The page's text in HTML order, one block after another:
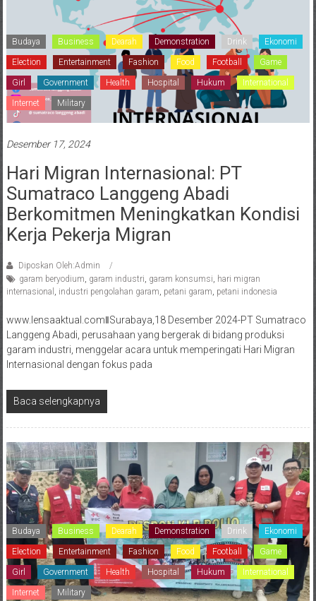
Budaya Business Dearah Demonstration Drink Ekonomi
Election Entertainment Fashion Food Football Game
Girl Government Health Hospital Hukum International
Internet Military
Desember 17, 2024
Hari Migran Internasional: PT
Sumatraco Langgeng Abadi
Berkomitmen Meningkatkan Kondisi
Kerja Pekerja Migran
Diposkan Oleh:Admin
garam beryodium, garam industri, garam konsumsi, hari migran
internasional , industri pengolahan garam, petani garam, petani indonesia
www.lensaaktual.comǁSurabaya,18 Desember 2024-PT Sumatraco
Langgeng Abadi, perusahaan yang bergerak di bidang produksi
garam industri, menggelar acara untuk memperingati Hari Migran
Internasional dengan fokus pada
Baca selengkapnya
Budaya Business Dearah Demonstration Drink Ekonomi
Election Entertainment Fashion Food Football Game
Girl Government Health Hospital Hukum International
Internet Military